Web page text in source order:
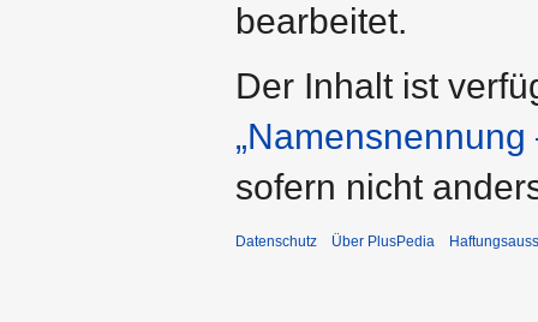
bearbeitet.
Der Inhalt ist
sofern nicht
Datenschutz Über PlusPedia